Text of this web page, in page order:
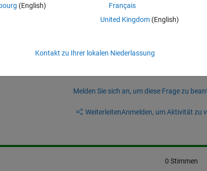
same verbose table as the shown in the first figure. Thank you
Melden Sie sich an, um diese Frage zu
WeiterleitenAnmelden, um Aktivität zu
0 Stimmen
(English)
Français
United Kingdom(English)
Kontakt zu Ihrer lokalen Niederlassung